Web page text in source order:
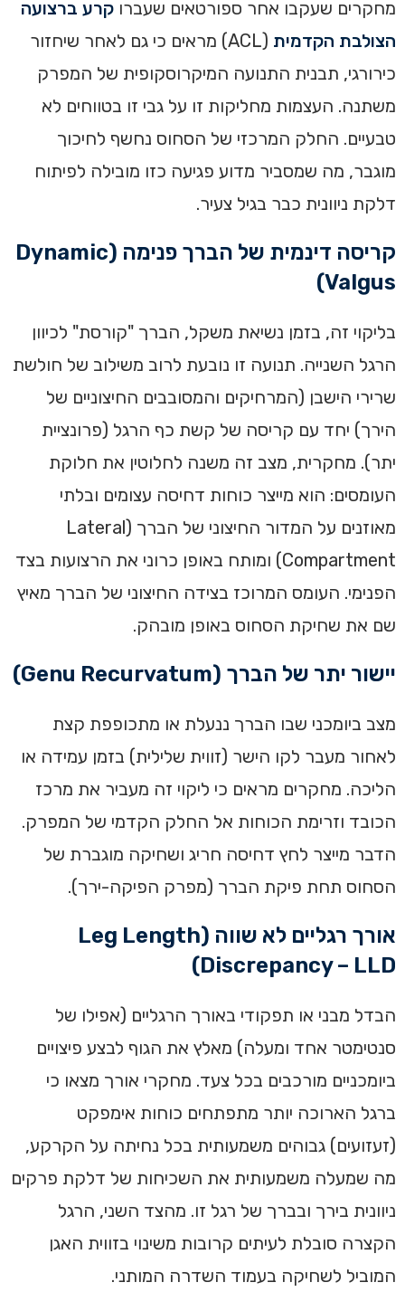
מחקרים שעקבו אחר ספורטאים שעברו קרע ברצועה
הצולבת הקדמית
(ACL) מראים כי גם לאחר שיחזור
כירורגי, תבנית התנועה המיקרוסקופית של המפרק
משתנה. העצמות מחליקות זו על גבי זו בטווחים לא
טבעיים. החלק המרכזי של הסחוס נחשף לחיכוך
מוגבר, מה שמסביר מדוע פגיעה כזו מובילה לפיתוח
דלקת ניוונית כבר בגיל צעיר.
קריסה דינמית של הברך פנימה (Dynamic
Valgus)
בליקוי זה, בזמן נשיאת משקל, הברך "קורסת" לכיוון
הרגל השנייה. תנועה זו נובעת לרוב משילוב של חולשת
שרירי הישבן (המרחיקים והמסובבים החיצוניים של
הירך) יחד עם קריסה של קשת כף הרגל (פרונציית
יתר). מחקרית, מצב זה משנה לחלוטין את חלוקת
העומסים: הוא מייצר כוחות דחיסה עצומים ובלתי
מאוזנים על המדור החיצוני של הברך (Lateral
Compartment) ומותח באופן כרוני את הרצועות בצד
הפנימי. העומס המרוכז בצידה החיצוני של הברך מאיץ
שם את שחיקת הסחוס באופן מובהק.
יישור יתר של הברך (Genu Recurvatum)
מצב ביומכני שבו הברך ננעלת או מתכופפת קצת
לאחור מעבר לקו הישר (זווית שלילית) בזמן עמידה או
הליכה. מחקרים מראים כי ליקוי זה מעביר את מרכז
הכובד וזרימת הכוחות אל החלק הקדמי של המפרק.
הדבר מייצר לחץ דחיסה חריג ושחיקה מוגברת של
הסחוס תחת פיקת הברך (מפרק הפיקה-ירך).
אורך רגליים לא שווה (Leg Length
Discrepancy – LLD)
הבדל מבני או תפקודי באורך הרגליים (אפילו של
סנטימטר אחד ומעלה) מאלץ את הגוף לבצע פיצויים
ביומכניים מורכבים בכל צעד. מחקרי אורך מצאו כי
ברגל הארוכה יותר מתפתחים כוחות אימפקט
(זעזועים) גבוהים משמעותית בכל נחיתה על הקרקע,
מה שמעלה משמעותית את השכיחות של דלקת פרקים
ניוונית בירך ובברך של רגל זו. מהצד השני, הרגל
הקצרה סובלת לעיתים קרובות משינוי בזווית האגן
המוביל לשחיקה בעמוד השדרה המותני.